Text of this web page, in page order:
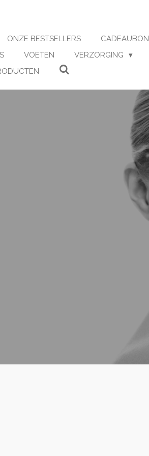
ONZE BESTSELLERS CADEAUBON
VOETEN VERZORGING